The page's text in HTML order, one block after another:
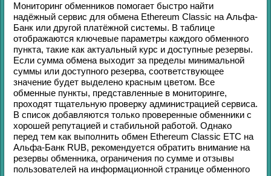
Мониторинг обменников помогает быстро найти
надёжный сервис для обмена Ethereum Classic на Альфа-
Банк или другой платёжной системы. В таблице
отображаются ключевые параметры каждого обменного
пункта, такие как актуальный курс и доступные резервы.
Если сумма обмена выходит за пределы минимальной
суммы или доступного резерва, соответствующее
значение будет выделено красным цветом. Все
обменные пункты, представленные в мониторинге,
проходят тщательную проверку администрацией сервиса.
В список добавляются только проверенные обменники с
хорошей репутацией и стабильной работой. Однако
перед тем как выполнить обмен Ethereum Classic ETC на
Альфа-Банк RUB, рекомендуется обратить внимание на
резервы обменника, ограничения по сумме и отзывы
пользователей на информационной странице обменного